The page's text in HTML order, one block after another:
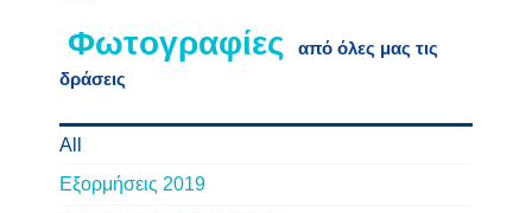
από όλες μας τις
δράσεις
All
Εξορμήσεις 2019